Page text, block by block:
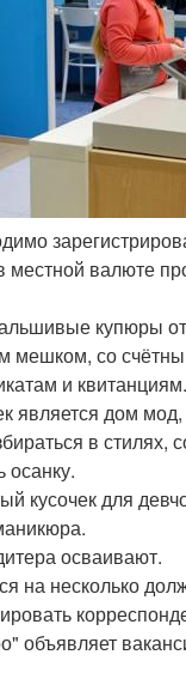
валюте
купюры
мешком, со
и квитанциям.
является дом
в
осанку.
кусочек для
осваивают.
на несколько
объявляет